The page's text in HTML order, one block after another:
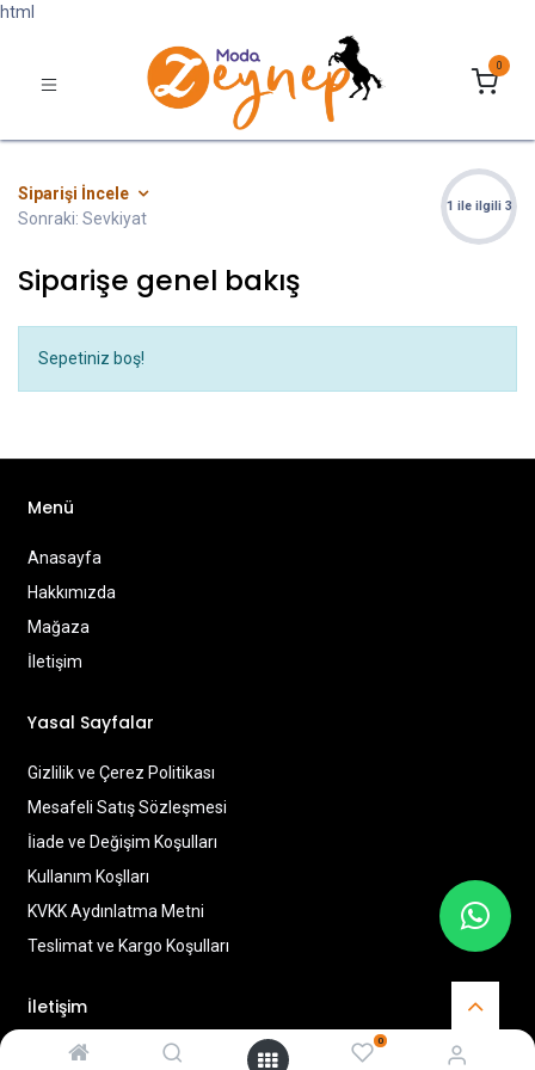
html
0
0
Siparişi İncele
Sonraki: Sevkiyat
1 ile ilgili 3
Siparişe genel bakış
Sepetiniz boş!
Menü
Anasayfa
Hakkımızda
Mağaza
İletişim
Yasal Sayfalar
Gizlilik ve Çerez Politikası
Mesafeli Satış Sözleşmesi
İiade ve Değişim Koşulları
Kullanım Koşlları
KVKK Aydınlatma Metni
Teslimat ve Kargo Koşulları
İletişim
BAHÇELİEVLER MAH- MUZAFFER IŞIN CAD- No: